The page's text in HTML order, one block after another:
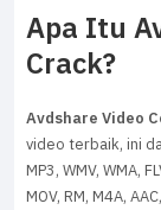
Apa Itu
Crack?
Avdshare Video
video terbaik, ini
MP3, WMV, WMA,
MOV, RM, M4A,